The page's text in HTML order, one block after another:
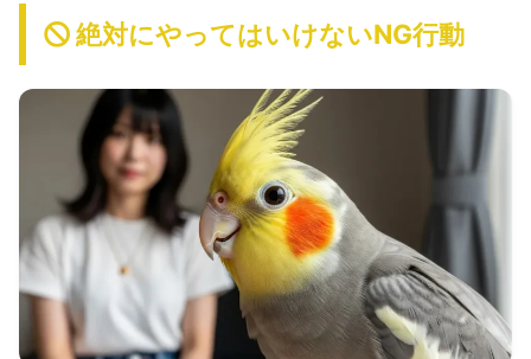
絶対にやってはいけないNG行動